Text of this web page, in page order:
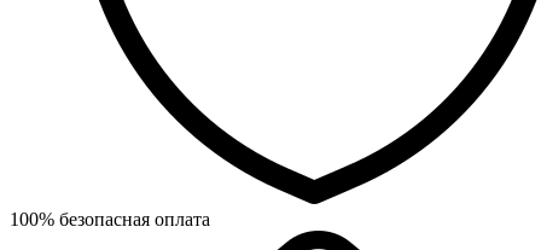
100% безопасная оплата